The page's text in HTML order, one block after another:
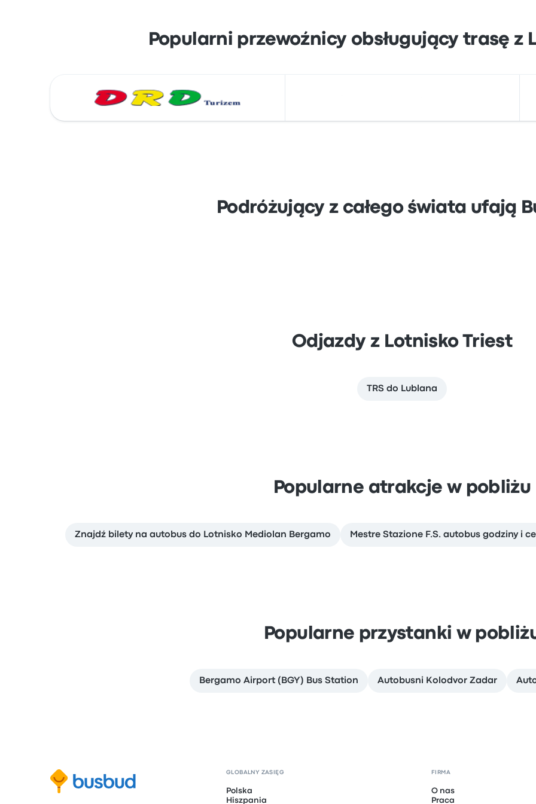
Popularni przewoźnicy obsługujący trasę z
Podróżujący z całego świata ufają
Odjazdy z Lotnisko Triest
TRS do Lublana
Popularne atrakcje w pobliżu
Znajdź bilety na autobus do Lotnisko Mediolan Bergamo Mestre Stazione F.S. autobus godziny i
Popularne przystanki w
Bergamo Airport (BGY) Bus Station Autobusni Kolodvor Zadar
GLOBALNY ZASIĘG
Polska
Hiszpania
FIRMA
O nas
Praca